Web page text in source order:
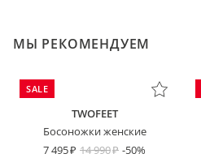
МЫ РЕКОМЕНДУЕМ
SALE
TWOFEET
Босоножки женские
7 495
14 990 -50%